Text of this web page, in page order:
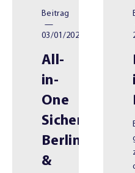
Beitrag
—
03/01/2026
All-
in-
One
Berlin
&